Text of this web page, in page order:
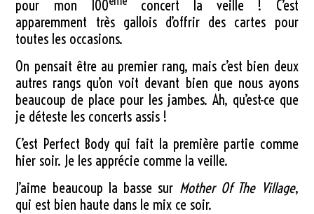
pour mon 100
concert la veille ! C’est
apparemment très gallois d’offrir des cartes pour
toutes les occasions.
On pensait être au premier rang, mais c’est bien deux
autres rangs qu’on voit devant bien que nous ayons
beaucoup de place pour les jambes. Ah, qu’est-ce que
je déteste les concerts assis !
C’est Perfect Body qui fait la première partie comme
hier soir. Je les apprécie comme la veille.
J’aime beaucoup la basse sur Mother Of The Village,
qui est bien haute dans le mix ce soir.